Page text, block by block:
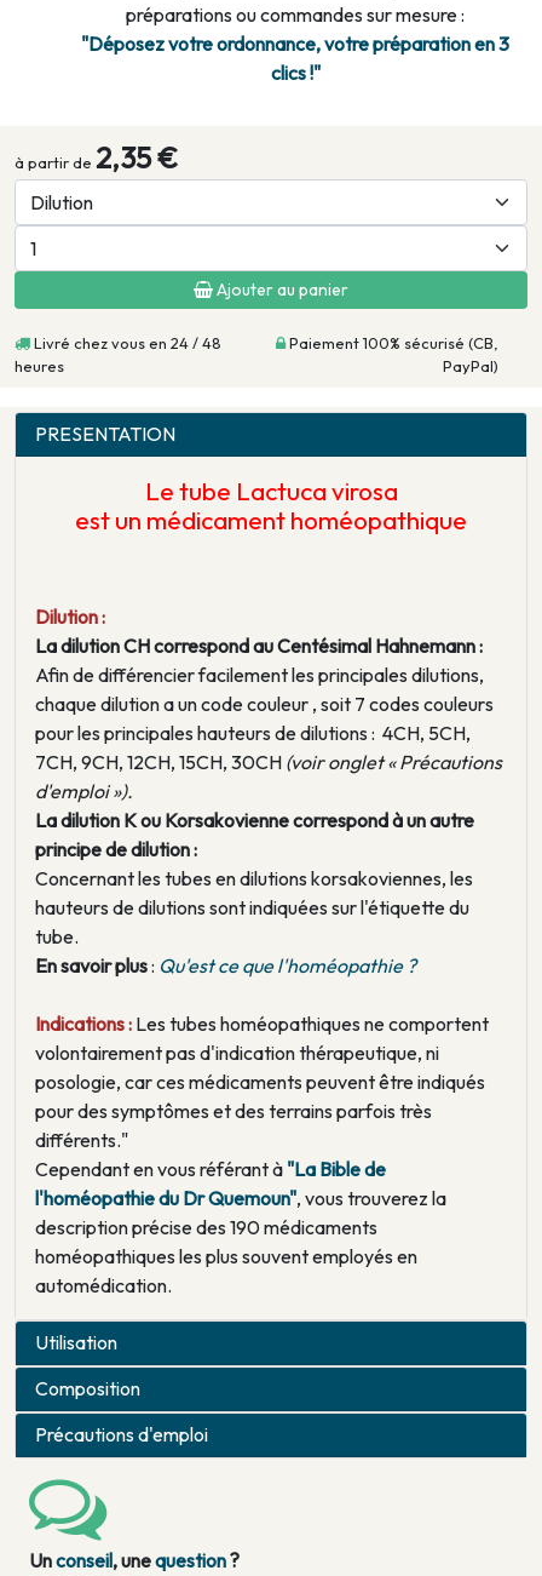
préparations ou commandes sur mesure :
"Déposez votre ordonnance, votre préparation en 3
clics !"
à partir de 2,35 €
Ajouter au panier
Livré chez vous en 24 / 48
heures
Paiement 100% sécurisé (CB,
PayPal)
PRESENTATION
Le tube Lactuca virosa
est un médicament homéopathique
Dilution :
La dilution CH correspond au Centésimal Hahnemann :
Afin de différencier facilement les principales dilutions,
chaque dilution a un code couleur , soit 7 codes couleurs
pour les principales hauteurs de dilutions : 4CH, 5CH,
7CH, 9CH, 12CH, 15CH, 30CH (voir onglet « Précautions
d'emploi »).
La dilution K ou Korsakovienne correspond à un autre
principe de dilution :
Concernant les tubes en dilutions korsakoviennes, les
hauteurs de dilutions sont indiquées sur l'étiquette du
tube.
En savoir plus: Qu'est ce que l'homéopathie ?
Indications : Les tubes homéopathiques ne comportent
volontairement pas d'indication thérapeutique, ni
posologie, car ces médicaments peuvent être indiqués
pour des symptômes et des terrains parfois très
différents."
Cependant en vous référant à "La Bible de
l'homéopathie du Dr Quemoun", vous trouverez la
description précise des 190 médicaments
homéopathiques les plus souvent employés en
automédication.
Utilisation
Composition
Précautions d'emploi
Unconseil, unequestion?